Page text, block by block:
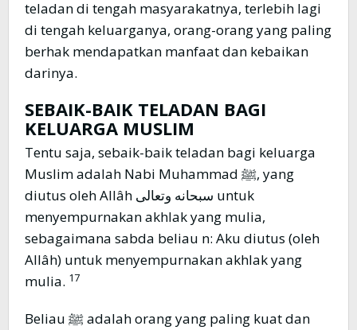
teladan di tengah masyarakatnya, terlebih lagi
di tengah keluarganya, orang-orang yang paling
berhak mendapatkan manfaat dan kebaikan
darinya.
SEBAIK-BAIK TELADAN BAGI
KELUARGA MUSLIM
Tentu saja, sebaik-baik teladan bagi keluarga
Muslim adalah Nabi Muhammad ﷺ, yang
diutus oleh Allâh سبحانه وتعالى untuk
menyempurnakan akhlak yang mulia,
sebagaimana sabda beliau n: Aku diutus (oleh
Allâh) untuk menyempurnakan akhlak yang
mulia. 17
Beliau ﷺ adalah orang yang paling kuat dan